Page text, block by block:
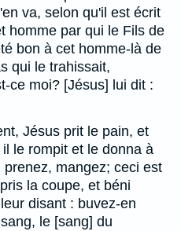
va, selon qu'il est écrit
homme par qui le Fils de
bon à cet homme-là de
qui le trahissait,
ce moi? [Jésus] lui dit :
Jésus prit le pain, et
le rompit et le donna à
mangez; ceci est
la coupe, et béni
disant : buvez-en
le [sang] du